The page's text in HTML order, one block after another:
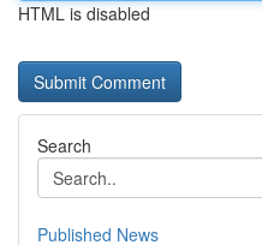
HTML is disabled
Search
Published News